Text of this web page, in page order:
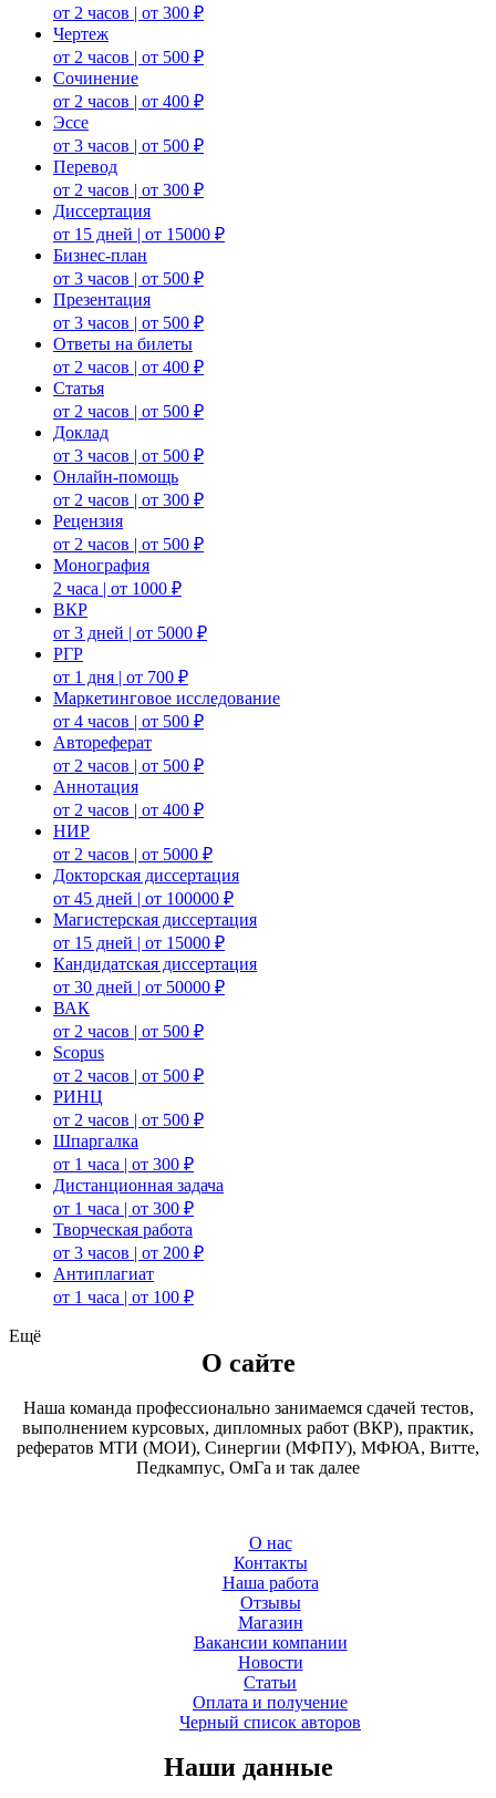
от 2 часов | от 300 ₽
Чертеж
от 2 часов | от 500 ₽
Сочинение
от 2 часов | от 400 ₽
Эссе
от 3 часов | от 500 ₽
Перевод
от 2 часов | от 300 ₽
Диссертация
от 15 дней | от 15000 ₽
Бизнес-план
от 3 часов | от 500 ₽
Презентация
от 3 часов | от 500 ₽
Ответы на билеты
от 2 часов | от 400 ₽
Статья
от 2 часов | от 500 ₽
Доклад
от 3 часов | от 500 ₽
Онлайн-помощь
от 2 часов | от 300 ₽
Рецензия
от 2 часов | от 500 ₽
Монография
2 часа | от 1000 ₽
ВКР
от 3 дней | от 5000 ₽
РГР
от 1 дня | от 700 ₽
Маркетинговое исследование
от 4 часов | от 500 ₽
Автореферат
от 2 часов | от 500 ₽
Аннотация
от 2 часов | от 400 ₽
НИР
от 2 часов | от 5000 ₽
Докторская диссертация
от 45 дней | от 100000 ₽
Магистерская диссертация
от 15 дней | от 15000 ₽
Кандидатская диссертация
от 30 дней | от 50000 ₽
ВАК
от 2 часов | от 500 ₽
Scopus
от 2 часов | от 500 ₽
РИНЦ
от 2 часов | от 500 ₽
Шпаргалка
от 1 часа | от 300 ₽
Дистанционная задача
от 1 часа | от 300 ₽
Творческая работа
от 3 часов | от 200 ₽
Антиплагиат
от 1 часа | от 100 ₽
Ещё
О сайте
Наша команда профессионально занимаемся сдачей тестов,
выполнением курсовых, дипломных работ (ВКР), практик,
рефератов МТИ (МОИ), Синергии (МФПУ), МФЮА, Витте,
Педкампус, ОмГа и так далее
О нас
Контакты
Наша работа
Отзывы
Магазин
Вакансии компании
Новости
Статьи
Оплата и получение
Черный список авторов
Наши данные